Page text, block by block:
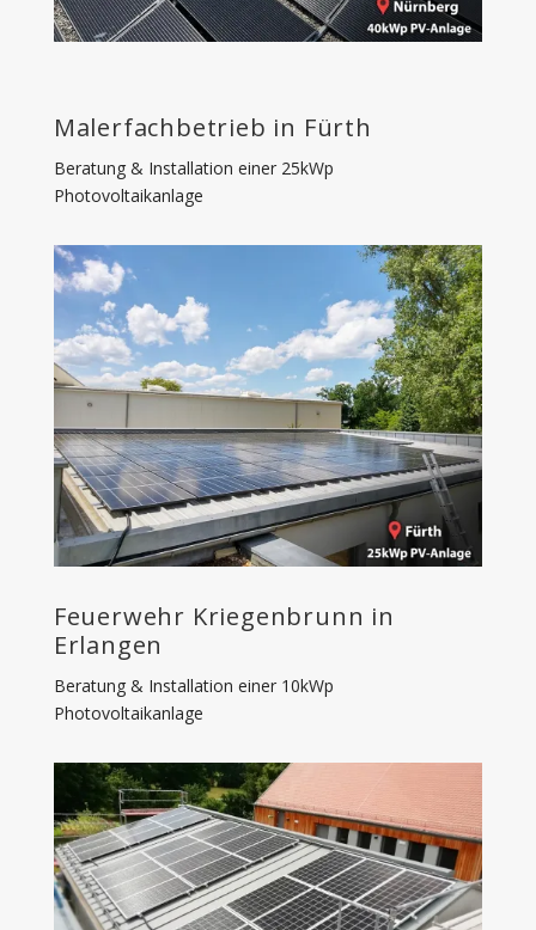
Malerfachbetrieb in Fürth
Beratung & Installation einer 25kWp
Photovoltaikanlage
Feuerwehr Kriegenbrunn in
Erlangen
Beratung & Installation einer 10kWp
Photovoltaikanlage